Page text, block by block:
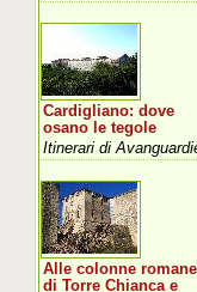
Cardigliano: dove
osano le tegole
Itinerari di
Alle colonne romane
di Torre Chianca e